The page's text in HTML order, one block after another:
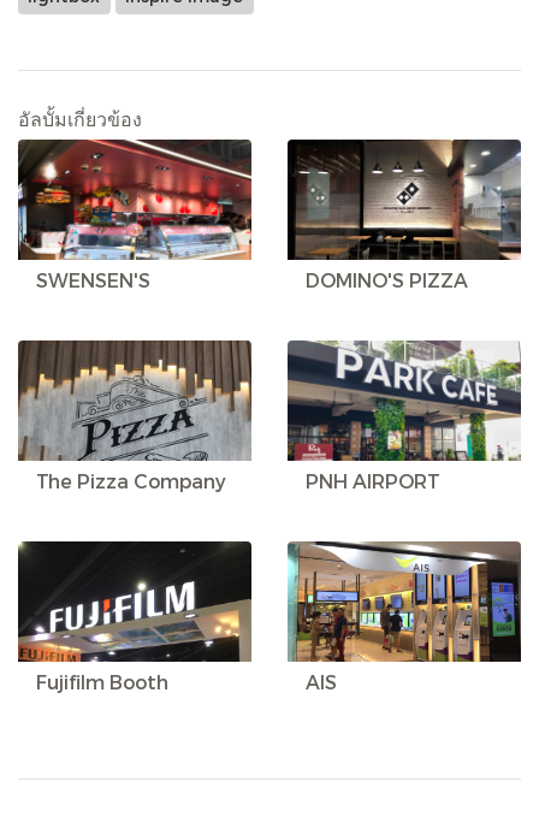
อัลบั้มเกี่ยวข้อง
SWENSEN'S DOMINO'S PIZZA
The Pizza Company PNH AIRPORT
Fujifilm Booth AIS